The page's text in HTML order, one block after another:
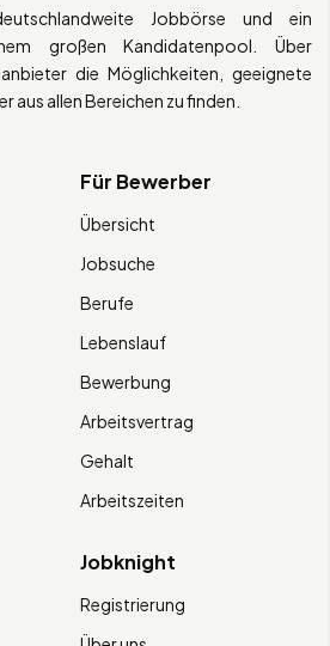
Jobbörse und ein
großen Kandidatenpool. Über
die Möglichkeiten, geeignete
aus allen Bereichen zu finden.
Für Bewerber
Übersicht
Jobsuche
Berufe
Lebenslauf
Bewerbung
Arbeitsvertrag
Gehalt
Arbeitszeiten
Jobknight
Registrierung